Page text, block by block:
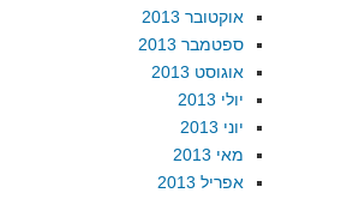
אוקטובר 2013
ספטמבר 2013
אוגוסט 2013
יולי 2013
יוני 2013
מאי 2013
אפריל 2013